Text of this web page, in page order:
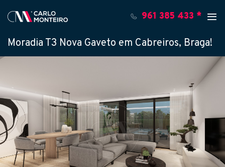
961 385 433 *
Moradia T3 Nova Gaveto em Cabreiros, Braga!